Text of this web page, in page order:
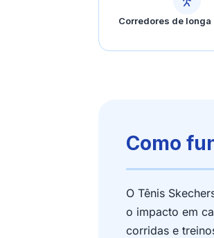
Corredores de
Como
O Tênis
o impacto em
corridas e